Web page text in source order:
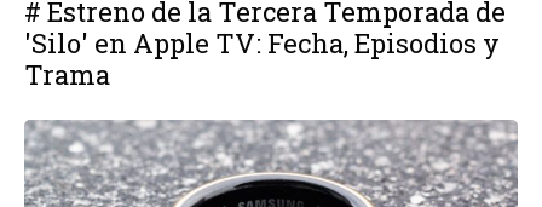
# Estreno de la Tercera Temporada de
'Silo' en Apple TV: Fecha, Episodios y
Trama